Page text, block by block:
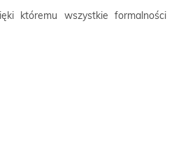
któremu wszystkie formalności